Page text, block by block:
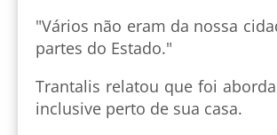
"Vários não eram da nossa
partes do Estado."
Trantalis relatou que foi
inclusive perto de sua casa.